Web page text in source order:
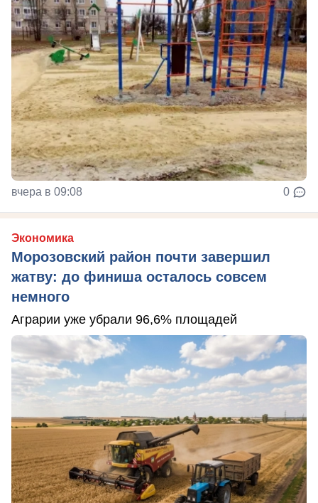
вчера в 09:08 0
Экономика
Морозовский район почти завершил
жатву: до финиша осталось совсем
немного
Аграрии уже убрали 96,6% площадей